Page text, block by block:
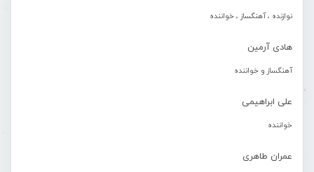
نوازنده ، آهنگساز ، خواننده
هادی آرمین
آهنگساز و خواننده
علی ابراهیمی
خواننده
عمران طاهری